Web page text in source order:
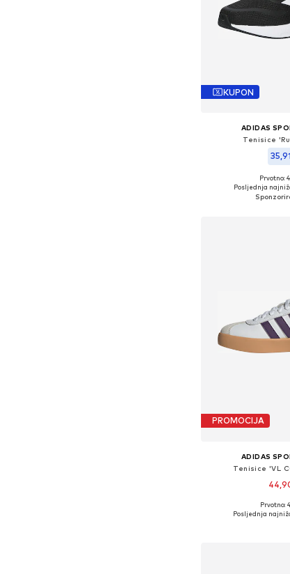
KUPON
ADIDAS
Tenisice
Dostupno u
Dodaj u
Prvotno:
Posljednja
PROMOCIJA
ADIDAS
Tenisice 'VL
Dostupno u
Prvotno:
Posljednja